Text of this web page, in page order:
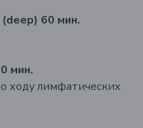
60 мин.
мин.
ходу лимфатических